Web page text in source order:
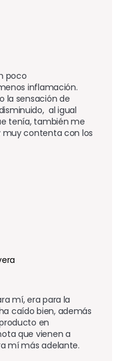
poco
inflamación.
la sensación de
al igual
tenía, también me
muy contenta con los
mí, era para la
caído bien, además
en
que vienen a
mí más adelante.